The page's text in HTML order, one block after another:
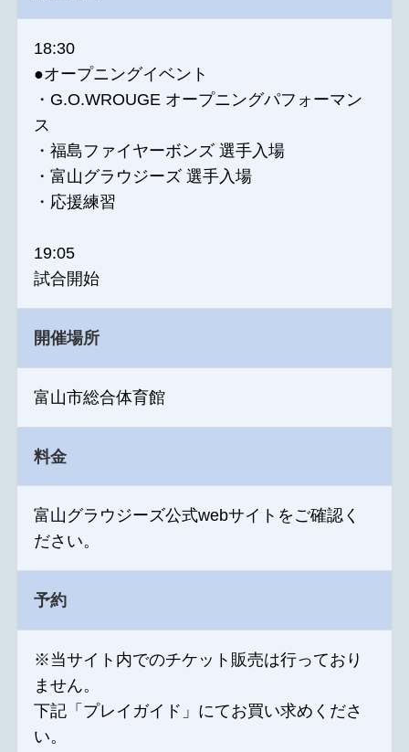
18:30
●オープニングイベント
・G.O.WROUGE オープニングパフォーマン
ス
・福島ファイヤーボンズ 選手入場
・富山グラウジーズ 選手入場
・応援練習
19:05
試合開始
開催場所
富山市総合体育館
料金
富山グラウジーズ公式webサイトをご確認く
ださい。
予約
※当サイト内でのチケット販売は行っており
ません。
下記「プレイガイド」にてお買い求めくださ
い。